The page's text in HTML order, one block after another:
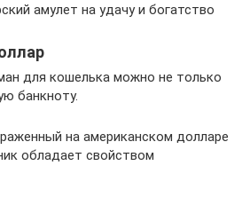
амулет на удачу и богатство
для кошелька можно не только
банкноту.
на американском долларе
обладает свойством